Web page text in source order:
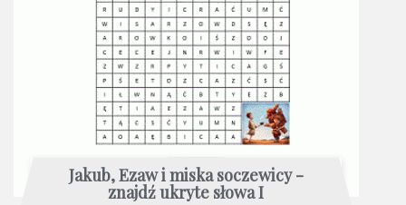
Jakub, Ezaw i miska soczewicy -
znajdź ukryte słowa I